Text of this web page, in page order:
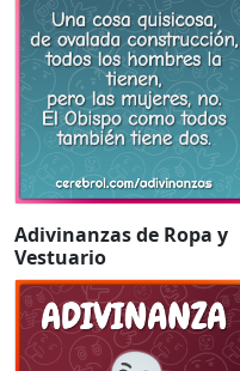
Adivinanzas de Ropa y
Vestuario